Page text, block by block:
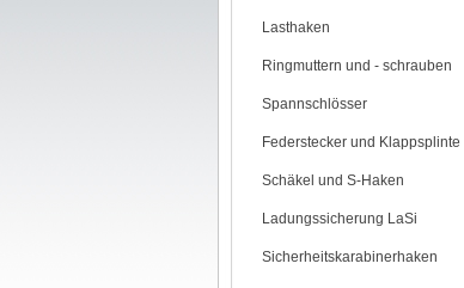
Lasthaken
Ringmuttern und - schrauben
Spannschlösser
Federstecker und Klappsplinte
Schäkel und S-Haken
Ladungssicherung LaSi
Sicherheitskarabinerhaken